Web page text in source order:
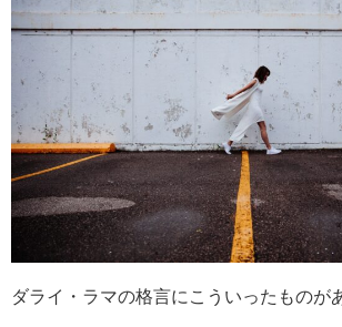
ダライ・ラマの格言にこういったものが